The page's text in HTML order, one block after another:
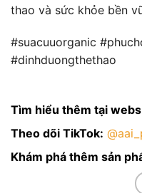
thao và sức khỏe bền
#suacuuorganic
#dinhduongthethao
Tìm hiểu thêm tại
Theo dõi TikTok:
Khám phá thêm sản